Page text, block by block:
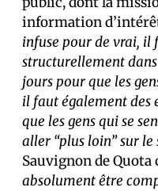
information
infuse pour de vrai, il
structurellement
jours pour que les
il faut également des
que les gens qui se
aller “plus loin” sur le
Sauvignon de
absolument être